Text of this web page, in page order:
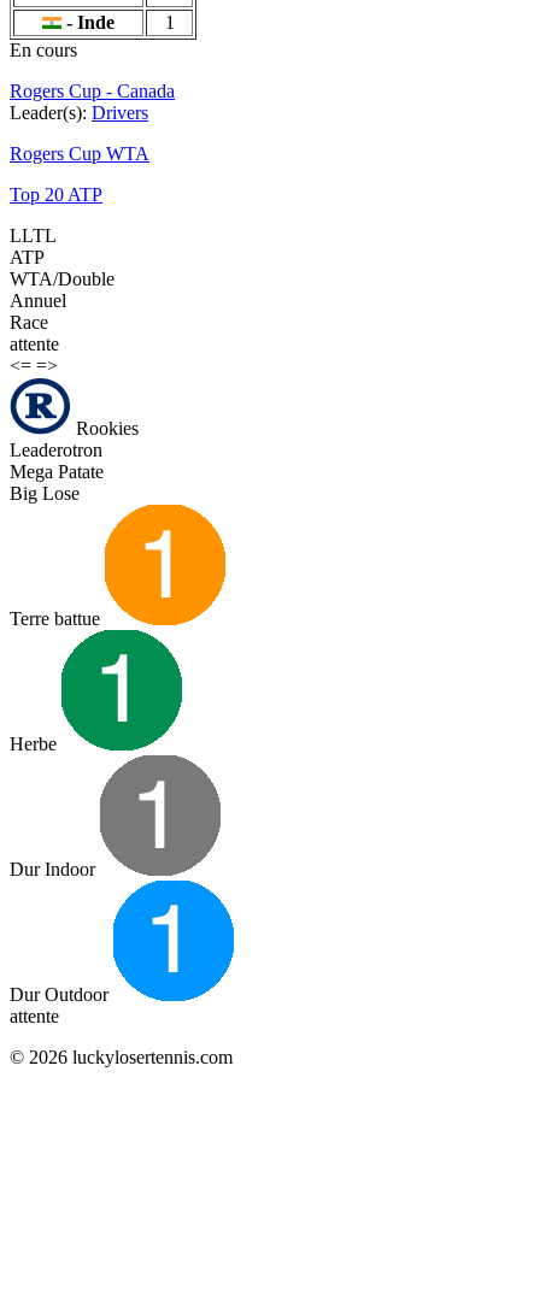
- Inde
1
En cours
Rogers Cup - Canada
Leader(s): Drivers
Rogers Cup WTA
Top 20 ATP
LLTL
ATP
WTA/Double
Annuel
Race
attente
<= =>
Rookies
Leaderotron
Mega Patate
Big Lose
Terre battue
Herbe
Dur Indoor
Dur Outdoor
attente
© 2026 luckylosertennis.com